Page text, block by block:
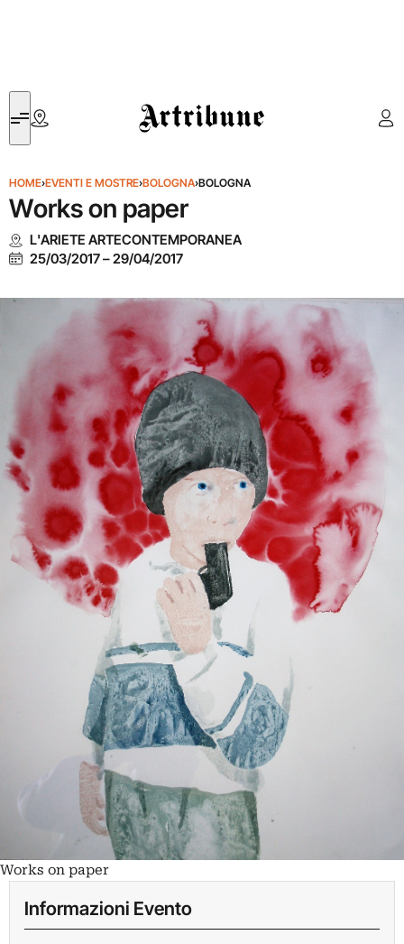
Artribune
HOME›EVENTI E MOSTRE›BOLOGNA›BOLOGNA
Works on paper
L'ARIETE ARTECONTEMPORANEA
25/03/2017–29/04/2017
Works on paper
Informazioni Evento